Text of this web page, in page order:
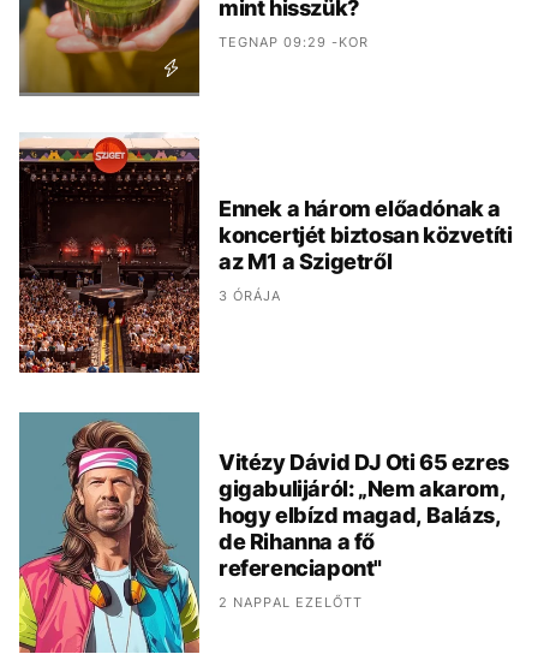
mint hisszük?
TEGNAP 09:29 -KOR
Ennek a három előadónak a
koncertjét biztosan közvetíti
az M1 a Szigetről
3 ÓRÁJA
Vitézy Dávid DJ Oti 65 ezres
gigabulijáról: „Nem akarom,
hogy elbízd magad, Balázs,
de Rihanna a fő
referenciapont"
2 NAPPAL EZELŐTT